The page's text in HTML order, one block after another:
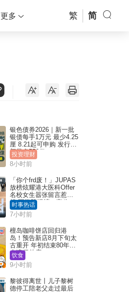
更多 繁 简
银色债券2026｜新一批
银债每手1万元 最少4.25
厘 8.21起可申购 发行金
额最多550亿
投资理财
8小时前
「你个frd废！」JUPAS
放榜炫耀港大医科Offer
名校女生嚣张留言惹众
怒 医学院澄清：宣称
「40.5分获录取」不符事
实｜Juicy叮
时事热话
7小时前
檀岛咖啡饼店回归港
岛！预告新店8月下旬太
古重开 年初结束80年历
史湾仔总店
饮食
9小时前
黎彼得离世丨儿子黎树
德停工陪老父走过最后